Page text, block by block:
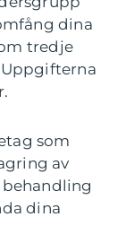
dina
tredje
Uppgifterna
som
av
dina